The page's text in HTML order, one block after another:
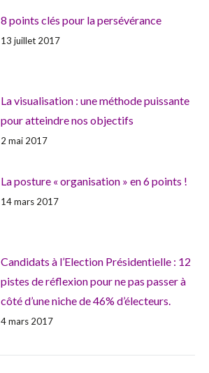
8 points clés pour la persévérance
13 juillet 2017
La visualisation : une méthode puissante
pour atteindre nos objectifs
2 mai 2017
La posture « organisation » en 6 points !
14 mars 2017
Candidats à l’Election Présidentielle : 12
pistes de réflexion pour ne pas passer à
côté d’une niche de 46% d’électeurs.
4 mars 2017